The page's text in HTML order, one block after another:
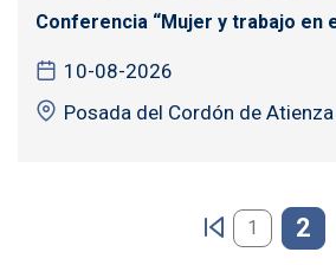
Conferencia “Mujer y trabajo en
10-08-2026
Posada del Cordón de Atienza
1 2